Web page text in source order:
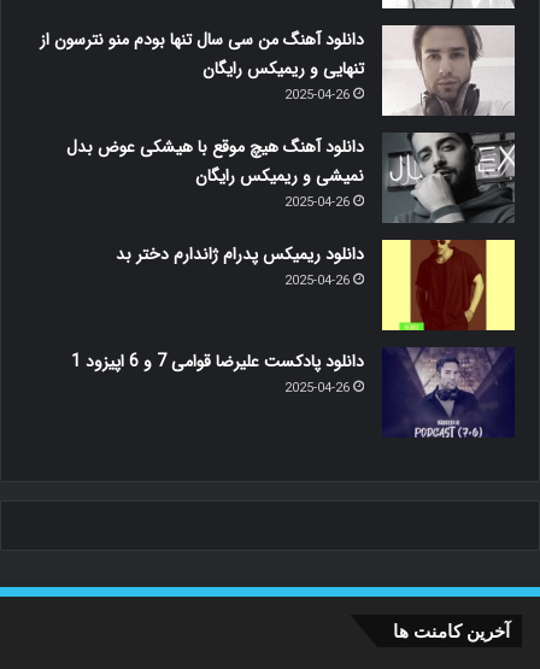
دانلود آهنگ من سی سال تنها بودم منو نترسون از
تنهایی و ریمیکس رایگان
2025-04-26
دانلود آهنگ هیچ موقع با هیشکی عوض بدل
نمیشی و ریمیکس رایگان
2025-04-26
دانلود ریمیکس پدرام ژاندارم دختر بد
2025-04-26
دانلود پادکست علیرضا قوامی 7 و 6 اپیزود 1
2025-04-26
آخرین کامنت ها